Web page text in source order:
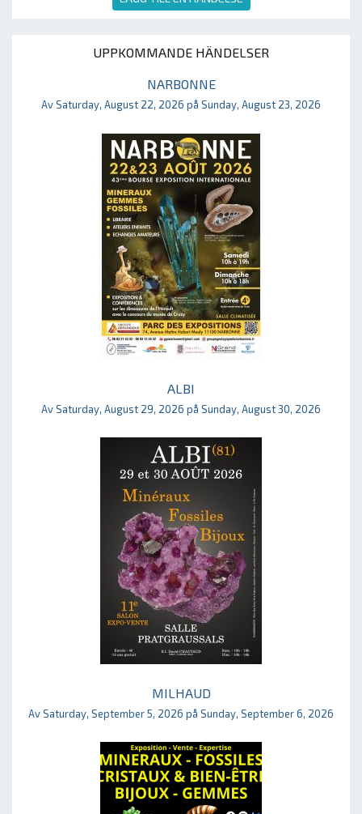
UPPKOMMANDE HÄNDELSER
NARBONNE
Av Saturday, August 22, 2026 på Sunday, August 23, 2026
ALBI
Av Saturday, August 29, 2026 på Sunday, August 30, 2026
MILHAUD
Av Saturday, September 5, 2026 på Sunday, September 6, 2026